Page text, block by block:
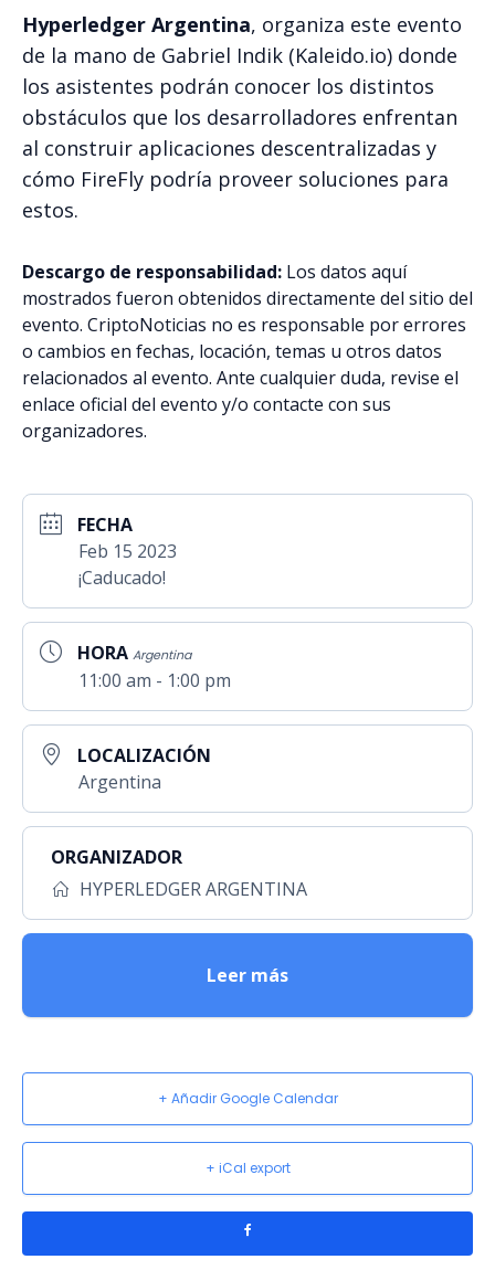
Hyperledger Argentina, organiza este evento
de la mano de Gabriel Indik (Kaleido.io) donde
los asistentes podrán conocer los distintos
obstáculos que los desarrolladores enfrentan
al construir aplicaciones descentralizadas y
cómo FireFly podría proveer soluciones para
estos.
Descargo de responsabilidad: Los datos aquí
mostrados fueron obtenidos directamente del sitio del
evento. CriptoNoticias no es responsable por errores
o cambios en fechas, locación, temas u otros datos
relacionados al evento. Ante cualquier duda, revise el
enlace oficial del evento y/o contacte con sus
organizadores.
FECHA
Feb 15 2023
¡Caducado!
HORA Argentina
11:00 am - 1:00 pm
LOCALIZACIÓN
Argentina
ORGANIZADOR
HYPERLEDGER ARGENTINA
Leer más
+ Añadir Google Calendar
+ iCal export